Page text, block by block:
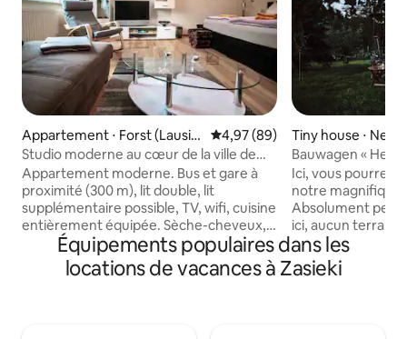
Appartement ⋅ Forst (Lausit
z)
Évaluation moyenne sur la
4,97 (89)
Studio moderne au cœur de la ville de
Forst/L
Appartement moderne. Bus et gare à
proximité (300 m), lit double, lit
supplémentaire possible, TV, wifi, cuisine
entièrement équipée. Sèche-cheveux,
draps, serviettes, douche/baignoire,
balcon, parking, possibilité de garer les
vélos. La piste cyclable Fürst Pückler
Tiny house ⋅
Bauwagen «
Ici, vous pourrez
notre magnifique
Absolument
ici, aucun terrain
accès à cet
pour vous. La vie
endroit pour se
Équipements populaires dans les
locations de vacances à Zasieki